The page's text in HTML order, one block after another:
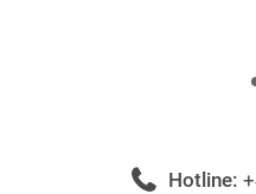
Hotline: